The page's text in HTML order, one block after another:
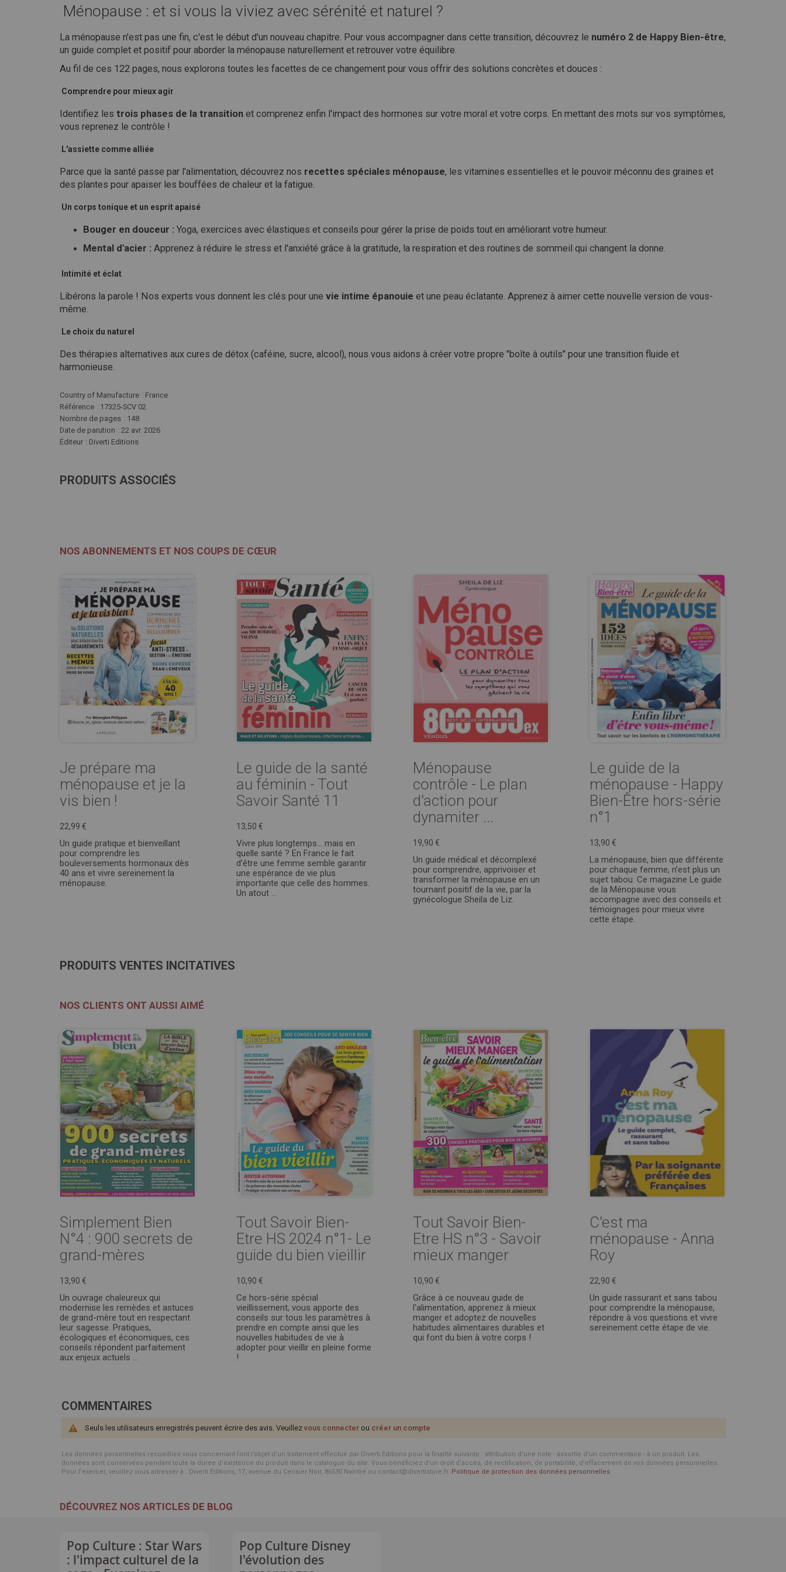
Ménopause : et si vous la viviez avec sérénité et naturel ?
La ménopause n'est pas une fin, c'est le début d'un nouveau chapitre. Pour vous accompagner dans cette transition, découvrez le numéro 2 de Happy Bien-être,
un guide complet et positif pour aborder la ménopause naturellement et retrouver votre équilibre.
Au fil de ces 122 pages, nous explorons toutes les facettes de ce changement pour vous offrir des solutions concrètes et douces :
Comprendre pour mieux agir
Identifiez les trois phases de la transition et comprenez enfin l'impact des hormones sur votre moral et votre corps. En mettant des mots sur vos symptômes,
vous reprenez le contrôle !
L'assiette comme alliée
Parce que la santé passe par l'alimentation, découvrez nos recettes spéciales ménopause, les vitamines essentielles et le pouvoir méconnu des graines et
des plantes pour apaiser les bouffées de chaleur et la fatigue.
Un corps tonique et un esprit apaisé
Bouger en douceur : Yoga, exercices avec élastiques et conseils pour gérer la prise de poids tout en améliorant votre humeur.
Mental d'acier : Apprenez à réduire le stress et l'anxiété grâce à la gratitude, la respiration et des routines de sommeil qui changent la donne.
Intimité et éclat
Libérons la parole ! Nos experts vous donnent les clés pour une vie intime épanouie et une peau éclatante. Apprenez à aimer cette nouvelle version de vous-
même.
Le choix du naturel
Des thérapies alternatives aux cures de détox (caféine, sucre, alcool), nous vous aidons à créer votre propre "boîte à outils" pour une transition fluide et
harmonieuse.
Plus
d'infos
Country of Manufacture
France
Référence
17325-SCV 02
Nombre de pages
148
Date de parution
22 avr. 2026
Éditeur
Diverti Editions
PRODUITS ASSOCIÉS
NOS ABONNEMENTS ET NOS COUPS DE CŒUR
Je prépare ma
ménopause et je la
vis bien !
22,99 €
Un guide pratique et bienveillant
pour comprendre les
bouleversements hormonaux dès
40 ans et vivre sereinement la
ménopause.
Le guide de la santé
au féminin - Tout
Savoir Santé 11
13,50 €
Vivre plus longtemps… mais en
quelle santé ? En France le fait
d’être une femme semble garantir
une espérance de vie plus
importante que celle des hommes.
Un atout ...
Ménopause
contrôle - Le plan
d'action pour
dynamiter ...
19,90 €
Un guide médical et décomplexé
pour comprendre, apprivoiser et
transformer la ménopause en un
tournant positif de la vie, par la
gynécologue Sheila de Liz.
Le guide de la
ménopause - Happy
Bien-Être hors-série
n°1
13,90 €
La ménopause, bien que différente
pour chaque femme, n’est plus un
sujet tabou. Ce magazine Le guide
de la Ménopause vous
accompagne avec des conseils et
témoignages pour mieux vivre
cette étape.
PRODUITS VENTES INCITATIVES
NOS CLIENTS ONT AUSSI AIMÉ
Simplement Bien
N°4 : 900 secrets de
grand-mères
13,90 €
Un ouvrage chaleureux qui
modernise les remèdes et astuces
de grand-mère tout en respectant
leur sagesse. Pratiques,
écologiques et économiques, ces
conseils répondent parfaitement
aux enjeux actuels ...
Tout Savoir Bien-
Etre HS 2024 n°1- Le
guide du bien vieillir
10,90 €
Ce hors-série spécial
vieillissement, vous apporte des
conseils sur tous les paramètres à
prendre en compte ainsi que les
nouvelles habitudes de vie à
adopter pour vieillir en pleine forme
!
Tout Savoir Bien-
Etre HS n°3 - Savoir
mieux manger
10,90 €
Grâce à ce nouveau guide de
l'alimentation, apprenez à mieux
manger et adoptez de nouvelles
habitudes alimentaires durables et
qui font du bien à votre corps !
C'est ma
ménopause - Anna
Roy
22,90 €
Un guide rassurant et sans tabou
pour comprendre la ménopause,
répondre à vos questions et vivre
sereinement cette étape de vie.
COMMENTAIRES
Seuls les utilisateurs enregistrés peuvent écrire des avis. Veuillez vous connecter ou créer un compte
Les données personnelles recueillies vous concernant font l’objet d’un traitement effectué par Diverti Editions pour la finalité suivante : attribution d'une note - assortie d'un commentaire - à un produit. Les
données sont conservées pendant toute la durée d'existence du produit dans le catalogue du site. Vous bénéficiez d’un droit d’accès, de rectification, de portabilité, d’effacement de vos données personnelles.
Pour l’exercer, veuillez vous adresser à : Diverti Editions, 17, avenue du Cerisier Noir, 86530 Naintré ou contact@divertistore.fr. Politique de protection des données personnelles
DÉCOUVREZ NOS ARTICLES DE BLOG
Pop Culture : Star Wars
: l'impact culturel de la
Pop Culture Disney
l'évolution des